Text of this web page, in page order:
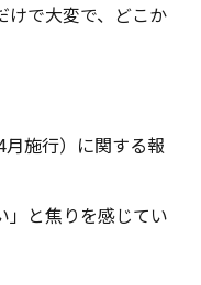
けで大変で、どこか
施行）に関する報
」と焦りを感じてい
北広島市、千歳市、
栗山町、岩見沢
市、その他北海道全